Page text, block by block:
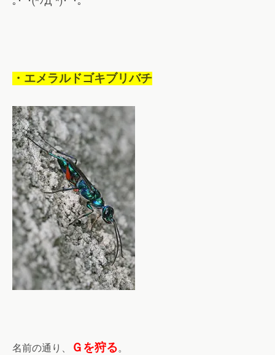
・エメラルドゴキブリバチ
名前の通り、 Ｇを狩る。